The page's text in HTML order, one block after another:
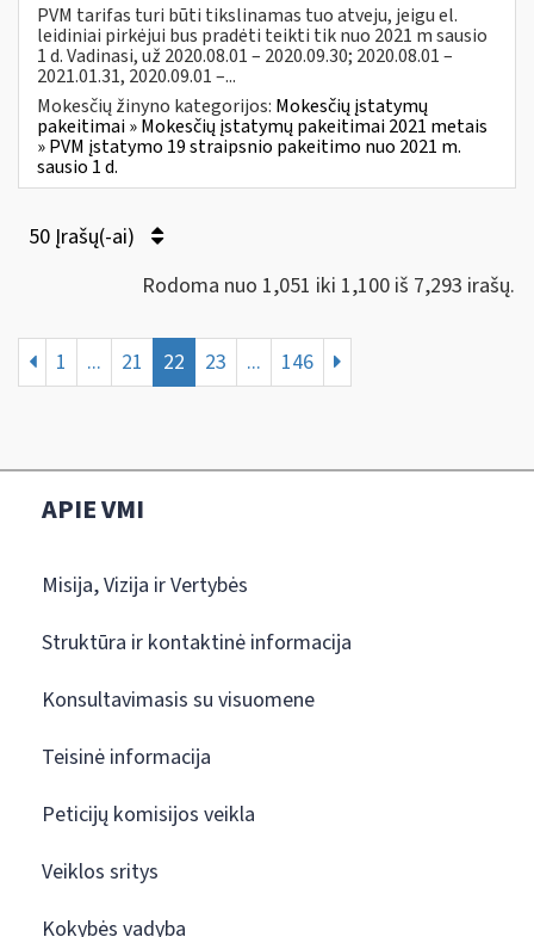
PVM tarifas turi būti tikslinamas tuo atveju, jeigu el.
leidiniai pirkėjui bus pradėti teikti tik nuo 2021 m sausio
1 d. Vadinasi, už 2020.08.01 – 2020.09.30; 2020.08.01 –
2021.01.31, 2020.09.01 –...
Mokesčių žinyno kategorijos: Mokesčių įstatymų
pakeitimai » Mokesčių įstatymų pakeitimai 2021 metais
» PVM įstatymo 19 straipsnio pakeitimo nuo 2021 m.
sausio 1 d.
50 Įrašų(-ai)
Rodoma nuo 1,051 iki 1,100 iš 7,293 irašų.
1 ... 21 22 23 ... 146
APIE VMI
Misija, Vizija ir Vertybės
Struktūra ir kontaktinė informacija
Konsultavimasis su visuomene
Teisinė informacija
Peticijų komisijos veikla
Veiklos sritys
Kokybės vadyba